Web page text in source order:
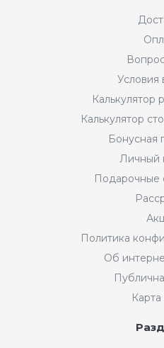
Условия
Калькулятор
Калькулятор
Бонусная
Личный
Подарочные
Политика
Об
Карта